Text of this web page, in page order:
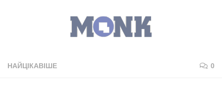
НАЙЦІКАВІШЕ 0